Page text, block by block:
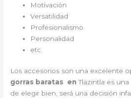
Motivación
Versatilidad
Profesionalismo
Personalidad
etc.
Los accesorios son una excelente
gorras baratas enTlazintla es
de elegir bien, será una decisión